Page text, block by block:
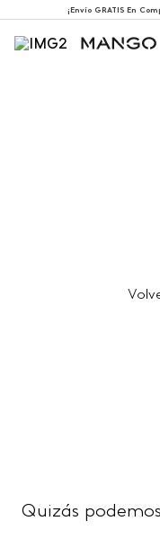
¡Envío GRATIS En
Quizás